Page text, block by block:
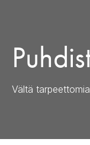
Vältä